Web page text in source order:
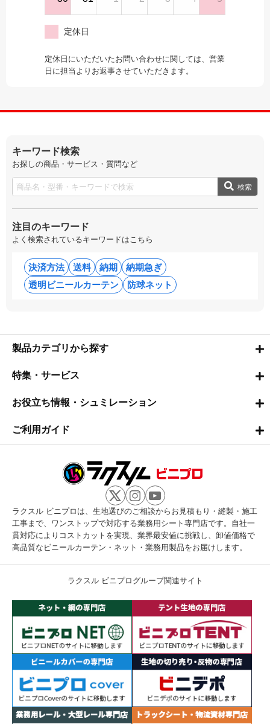
定休日
定休日にいただいたお問い合わせに関しては、営業
日に担当よりお返事させていただきます。
キーワード検索
お探しの商品・サービス・質問など
検索
注目のキーワード
よく検索されているキーワードはこちら
決済方法 送料 納期
納期急ぎ
透明ビニールカーテン
防球ネット
製品カテゴリから探す
特集・サービス
お役立ち情報・シュミレーション
ご利用ガイド
ラクスル ビニプロは、生地選びのご相談からお見積もり・縫製・施工
工事まで、ワンストップで対応する業務用シート専門店です。自社一
貫対応によりコストカットを実現、業界最安値に挑戦し、卸値価格で
高品質なビニールカーテン・ネット・業務用製品をお届けします。
ラクスル ビニプログループ関連サイト